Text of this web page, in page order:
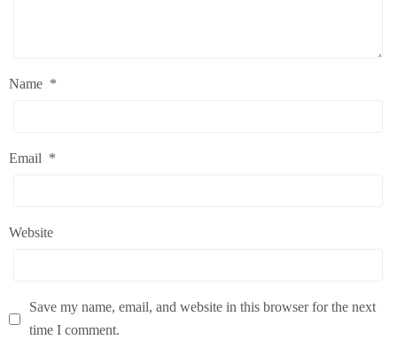
Name *
Email *
Website
Save my name, email, and website in this browser for the next
time I comment.